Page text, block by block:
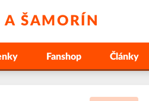
A ŠAMORÍN
Fanshop Články